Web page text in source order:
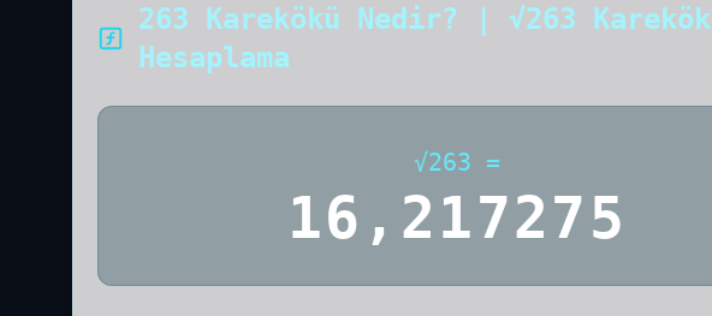
263 Karekökü Nedir? | √263 Karekök
Hesaplama
√263 =
16,217275